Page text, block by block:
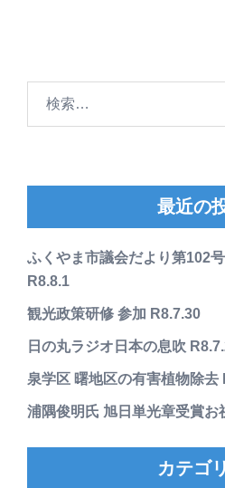
最近の
ふくやま市議会だより第102
R8.8.1
観光政策研修 参加 R8.7.30
日の丸ラジオ日本の息吹
泉学区 曙地区の有害植物除去
浦隅俊明氏 旭日単光章受賞お
カテゴ